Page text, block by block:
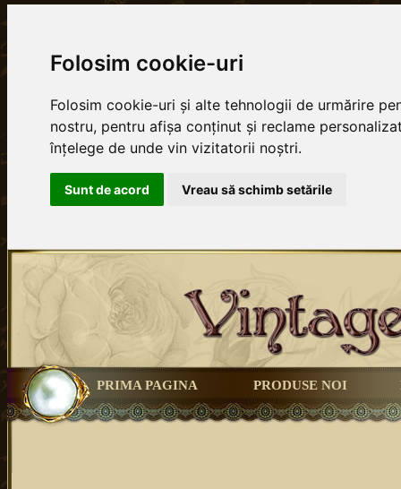
Folosim cookie-uri
Folosim cookie-uri și alte tehnologii de urmărire
nostru, pentru afișa conținut și reclame
înțelege de unde vin vizitatorii noștri.
Sunt de acord Vreau să schimb setările
PRIMA PAGINA PRODUSE NOI